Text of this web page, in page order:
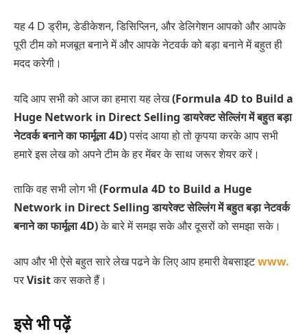
यह 4 D ड्रीम, डेडीकेशन, डिसिप्लिन, और डेलिगेशन आपको और आपके
पूरी टीम को मजबूत बनाने में और आपके नेटवर्क को बड़ा बनाने में बहुत ही
मदद करेगी।
यदि आप सभी को आज का हमारा यह लेख(Formula 4D to Build a
Huge Network in Direct Selling डायरेक्ट सेल्लिंग में बहुत बड़ा
नेटवर्क बनाने का फार्मूला 4D)पसंद आया हो तो कृपया करके आप सभी
हमारे इस लेख को अपने टीम के हर मेंबर के साथ जरूर शेयर करें।
ताकि वह सभी लोग भी(Formula 4D to Build a Huge
Network in Direct Selling डायरेक्ट सेल्लिंग में बहुत बड़ा नेटवर्क
बनाने का फार्मूला 4D)के बारे में समझ सके और दूसरों को समझा सके।
आप और भी ऐसे बहुत सारे लेख पढने के लिए आप हमारी वेबसाइटwww.
परVisitकर सकते हैं।
इसे भी पढ़ें